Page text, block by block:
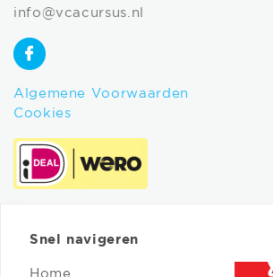
info@vcacursus.nl
Algemene Voorwaarden
Cookies
Snel navigeren
Home